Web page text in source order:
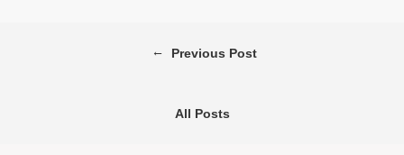
← Previous Post
All Posts